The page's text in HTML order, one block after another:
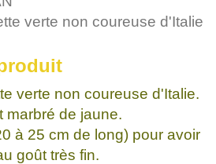
verte non coureuse d'Italie
verte non coureuse d'Italie.
marbré de jaune.
à 25 cm de long) pour avoir
goût très fin.